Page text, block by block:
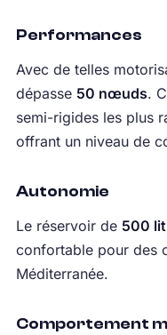
Performances
Avec de telles
dépasse 50 nœuds.
semi-rigides les plus
offrant un niveau de
Autonomie
Le réservoir de 500
confortable pour des
Méditerranée.
Comportement